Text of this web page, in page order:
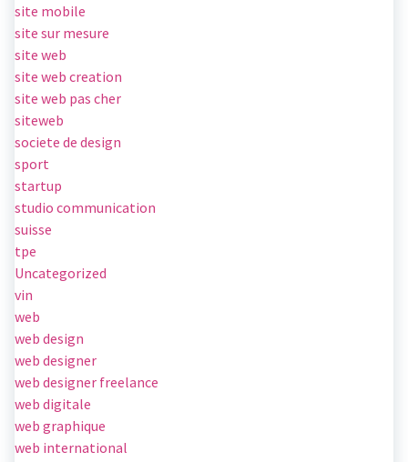
site mobile
site sur mesure
site web
site web creation
site web pas cher
siteweb
societe de design
sport
startup
studio communication
suisse
tpe
Uncategorized
vin
web
web design
web designer
web designer freelance
web digitale
web graphique
web international